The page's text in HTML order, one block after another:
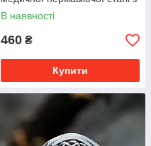
Рунами
В наявності
460 ₴
Купити